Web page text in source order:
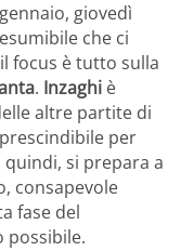
giovedì
che ci
focus è tutto sulla
. Inzaghi è
altre partite di
per
quindi, si prepara a
consapevole
fase del
possibile.